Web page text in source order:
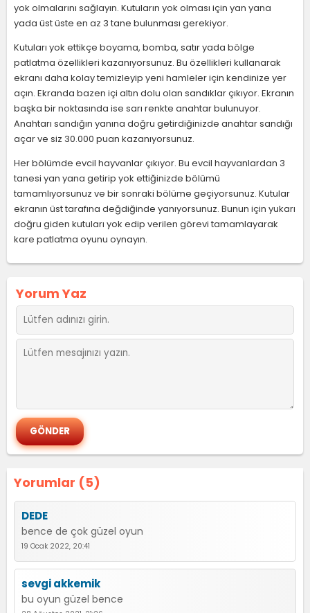
yok olmalarını sağlayın. Kutuların yok olması için yan yana
yada üst üste en az 3 tane bulunması gerekiyor.
Kutuları yok ettikçe boyama, bomba, satır yada bölge
patlatma özellikleri kazanıyorsunuz. Bu özellikleri kullanarak
ekranı daha kolay temizleyip yeni hamleler için kendinize yer
açın. Ekranda bazen içi altın dolu olan sandıklar çıkıyor. Ekranın
başka bir noktasında ise sarı renkte anahtar bulunuyor.
Anahtarı sandığın yanına doğru getirdiğinizde anahtar sandığı
açar ve siz 30.000 puan kazanıyorsunuz.
Her bölümde evcil hayvanlar çıkıyor. Bu evcil hayvanlardan 3
tanesi yan yana getirip yok ettiğinizde bölümü
tamamlıyorsunuz ve bir sonraki bölüme geçiyorsunuz. Kutular
ekranın üst tarafına değdiğinde yanıyorsunuz. Bunun için yukarı
doğru giden kutuları yok edip verilen görevi tamamlayarak
kare patlatma oyunu oynayın.
Yorumlar (5)
DEDE
bence de çok güzel oyun
19 Ocak 2022, 20:41
sevgi akkemik
bu oyun güzel bence
Yorum Yaz